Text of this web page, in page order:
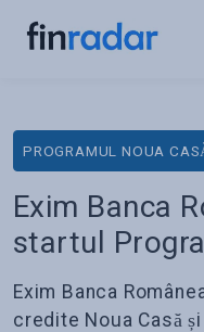
PROGRAMUL NOUA
Exim Banca
startul
Exim Banca
credite Noua Casă